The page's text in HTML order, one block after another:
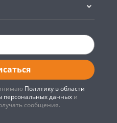
Политику в области
персональных данныхи
сообщения.